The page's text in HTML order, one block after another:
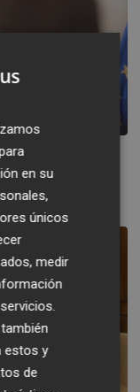
del
de los 11
en su
únicos
medir
también
estos y
de